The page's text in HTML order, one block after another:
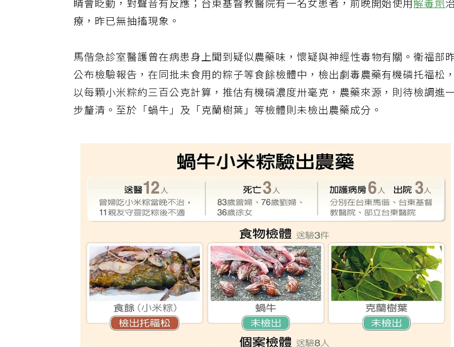
睛會眨動，對聲音有反應；台東基督教醫院有一名女患者，前晚開始使用解毒劑
療，昨已無抽搐現象。
馬偕急診室醫護曾在病患身上聞到疑似農藥味，懷疑與神經性毒物有關。衛福部
公布檢驗報告，在同批未食用的粽子等食餘檢體中，檢出劇毒農藥有機磷托福松
以每顆小米粽約三百公克計算，推估有機磷濃度卅毫克，農藥來源，則待檢調進
步釐清。至於「蝸牛」及「克蘭樹葉」等檢體則未檢出農藥成分。